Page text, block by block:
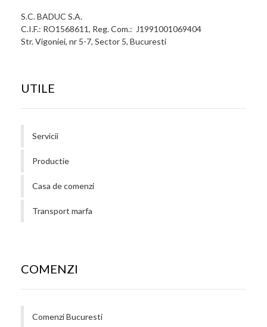
S.C. BADUC S.A.
C.I.F.: RO1568611, Reg. Com.: J1991001069404
Str. Vigoniei, nr 5-7, Sector 5, Bucuresti
UTILE
Servicii
Productie
Casa de comenzi
Transport marfa
COMENZI
Comenzi Bucuresti